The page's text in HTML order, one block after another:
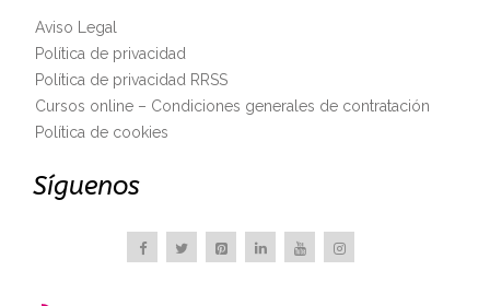
Aviso Legal
Política de privacidad
Política de privacidad RRSS
Cursos online – Condiciones generales de contratación
Política de cookies
Síguenos